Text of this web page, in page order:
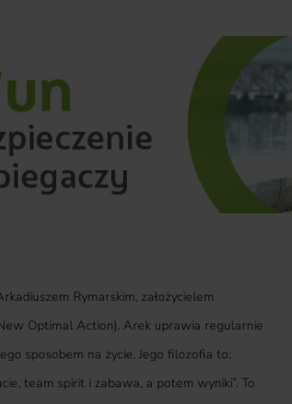
Rymarskim, założycielem
Optimal Action). Arek uprawia regularnie
sposobem na życie. Jego filozofia to:
team spirit i zabawa, a potem wyniki”. To